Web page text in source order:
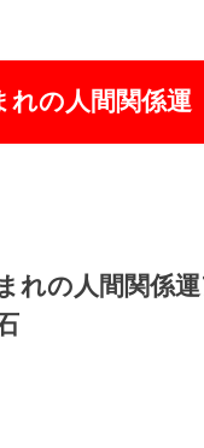
れの人間関係運
れの人間関係